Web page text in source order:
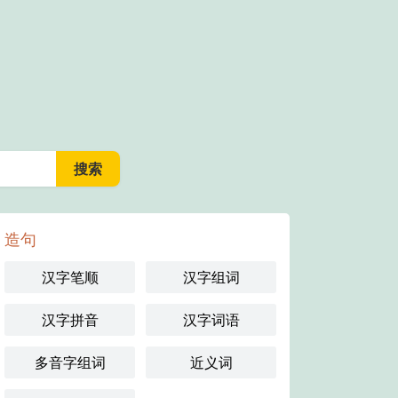
造句
汉字笔顺 汉字组词
汉字拼音 汉字词语
多音字组词 近义词